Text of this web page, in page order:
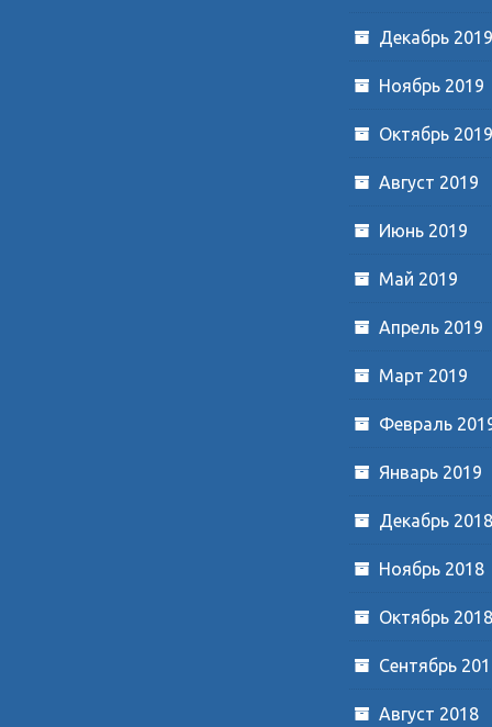
Декабрь 2019
Ноябрь 2019
Октябрь 2019
Август 2019
Июнь 2019
Май 2019
Апрель 2019
Март 2019
Февраль
Январь 2019
Декабрь 2018
Ноябрь 2018
Октябрь 2018
Сентябрь
Август 2018